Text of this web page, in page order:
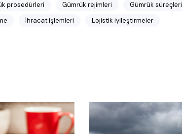
prosedürleri Gümrük rejimleri
Gümrük süreçleri
İhracat işlemleri
Lojistik iyileştirmeler